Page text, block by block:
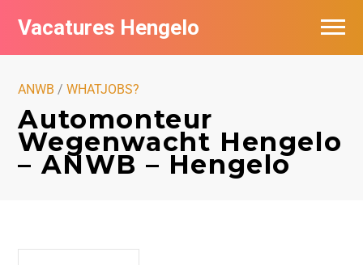
Vacatures Hengelo
ANWB /WHATJOBS?
Automonteur
Wegenwacht Hengelo
– ANWB – Hengelo
Vacatures per bedrijf in Hengelo
Nieuwsbrief feed